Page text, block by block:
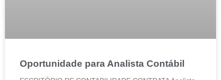
Oportunidade para Analista Contábil